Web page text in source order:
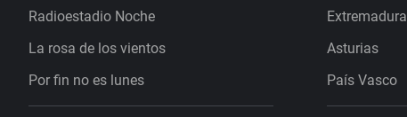
Radioestadio Noche
La rosa de los vientos
Por fin no es lunes
Extremadura
Asturias
País Vasco